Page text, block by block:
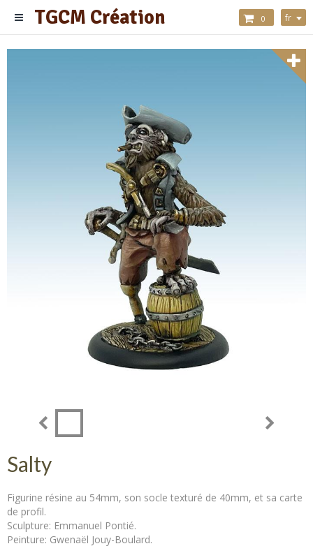
TGCM Création 0 fr
Salty
Figurine résine au 54mm, son socle texturé de 40mm, et sa carte
de profil.
Sculpture: Emmanuel Pontié.
Peinture: Gwenaël Jouy-Boulard.